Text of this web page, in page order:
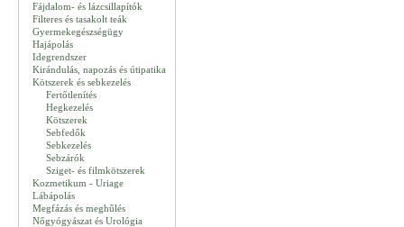
Fájdalom- és lázcsillapítók
Filteres és tasakolt teák
Gyermekegészségügy
Hajápolás
Idegrendszer
Kirándulás, napozás és útipatika
Kötszerek és sebkezelés
Fertőtlenítés
Hegkezelés
Kötszerek
Sebfedők
Sebkezelés
Sebzárók
Sziget- és filmkötszerek
Kozmetikum - Uriage
Lábápolás
Megfázás és meghűlés
Nőgyógyászat és Urológia